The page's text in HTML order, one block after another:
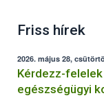
Friss hírek
2026. május 28,
Kérdezz-
egészségügyi